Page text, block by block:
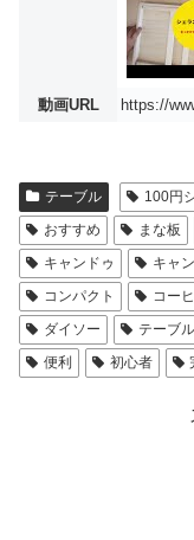
動画URL https://
テーブル 100円
おすすめ
まな板
キャンドゥ
キャ
コンパクト
コー
ダイソー
テーブル
便利
初心者